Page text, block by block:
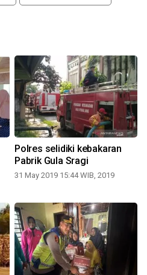
Polres selidiki kebakaran
Pabrik Gula Sragi
31 May 2019 15:44 WIB, 2019